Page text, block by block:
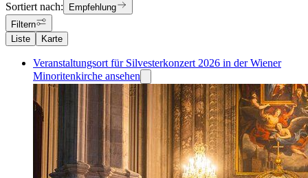
Sortiert nach:
Empfehlung
Filtern
Liste
Karte
Veranstaltungsort für Silvesterkonzert 2026 in der Wiener
Minoritenkirche ansehen